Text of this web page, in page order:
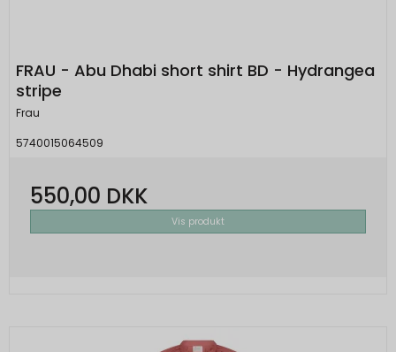
FRAU - Abu Dhabi short shirt BD - Hydrangea
stripe
Frau
5740015064509
550,00 DKK
Vis produkt